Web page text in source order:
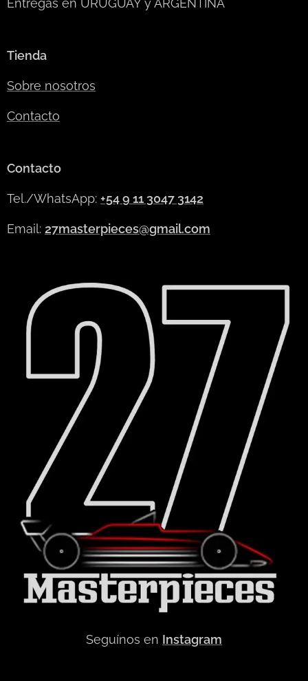
Entregas en URUGUAY y ARGENTINA
Tienda
Sobre nosotros
Contacto
Contacto
Tel./WhatsApp: +54 9 11 3047 3142
Email: 27masterpieces@gmail.com
Seguínos en Instagram